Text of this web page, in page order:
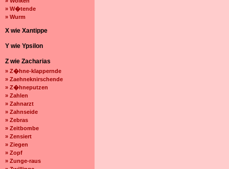
» W�tende
» Wurm
X wie Xantippe
Y wie Ypsilon
Z wie Zacharias
» Z�hne-klappernde
» Zaehneknirschende
» Z�hneputzen
» Zahlen
» Zahnarzt
» Zahnseide
» Zebras
» Zeitbombe
» Zensiert
» Ziegen
» Zopf
» Zunge-raus